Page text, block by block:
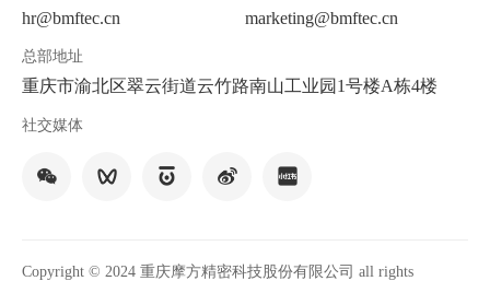
hr@bmftec.cn marketing@bmftec.cn
总部地址
重庆市渝北区翠云街道云竹路南山工业园1号楼A栋4楼
社交媒体
Copyright © 2024 重庆摩方精密科技股份有限公司 all rights